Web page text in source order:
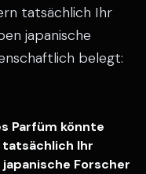
tatsächlich Ihr
japanische
belegt:
Parfüm könnte
Ihr
Forscher